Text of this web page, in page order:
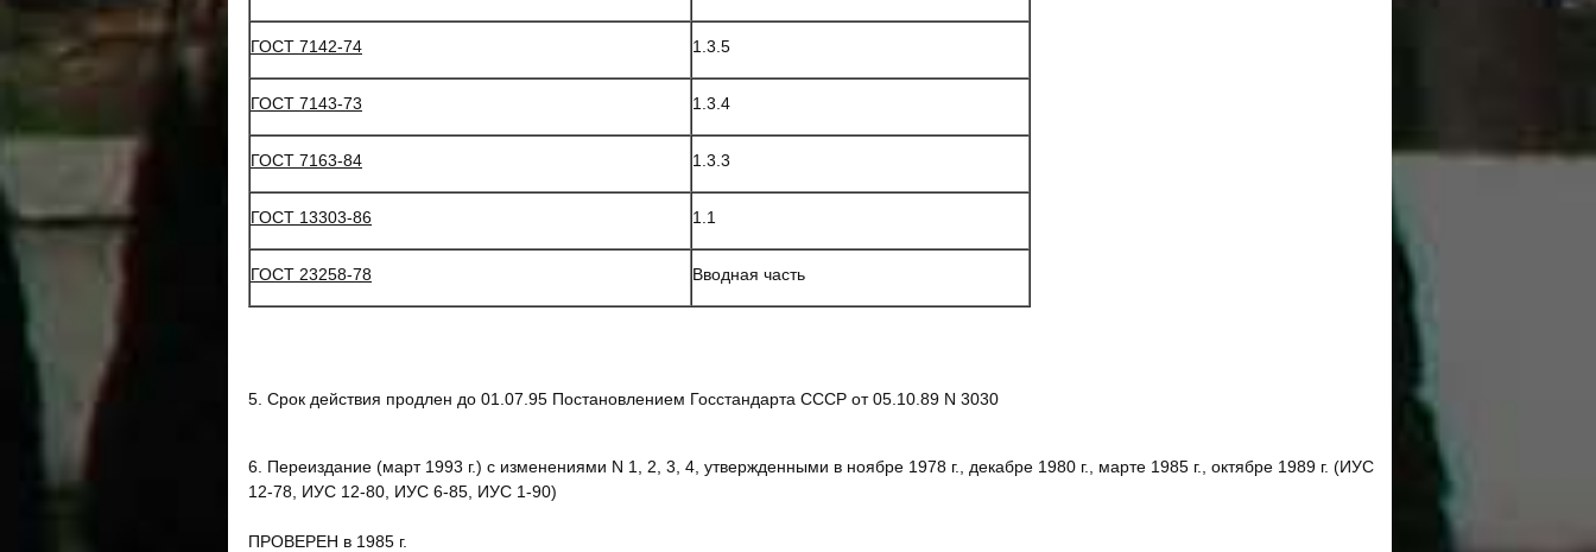
ГОСТ 7142-74 1.3.5
ГОСТ 7143-73 1.3.4
ГОСТ 7163-84 1.3.3
ГОСТ 13303-86 1.1
ГОСТ 23258-78 Вводная часть
5. Срок действия продлен до 01.07.95 Постановлением Госстандарта СССР от 05.10.89 N 3030
6. Переиздание (март 1993 г.) с изменениями N 1, 2, 3, 4, утвержденными в ноябре 1978 г., декабре 1980 г., марте 1985 г., октябре 1989 г. (ИУС
12-78, ИУС 12-80, ИУС 6-85, ИУС 1-90)
ПРОВЕРЕН в 1985 г.